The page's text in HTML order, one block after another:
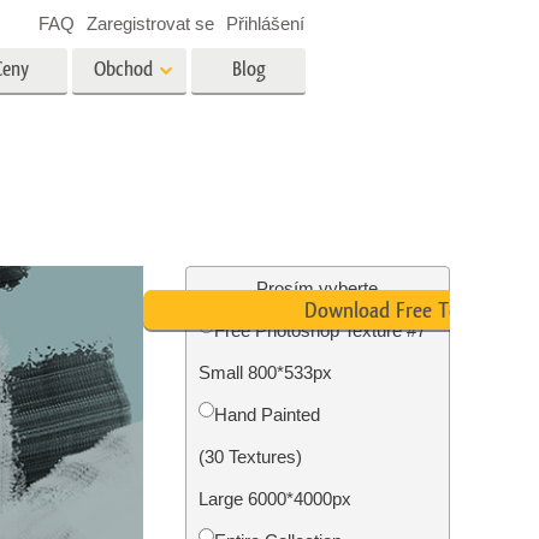
Foto Obnovení Služby
Obchod Blog
FAQ Zaregistrovat se Přihlášení
Prosím vyberte
Free Photoshop Texture #7
Small 800*533px
Hand Painted
(30 Textures)
Large 6000*4000px
Download Free Texture